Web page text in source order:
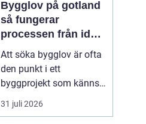
Bygglov på gotland
så fungerar
processen från idé
till godkänt beslut
Att söka bygglov är ofta
den punkt i ett
byggprojekt som känns
mest osäker. Frågorna
hopar sig: vilka
31 juli 2026